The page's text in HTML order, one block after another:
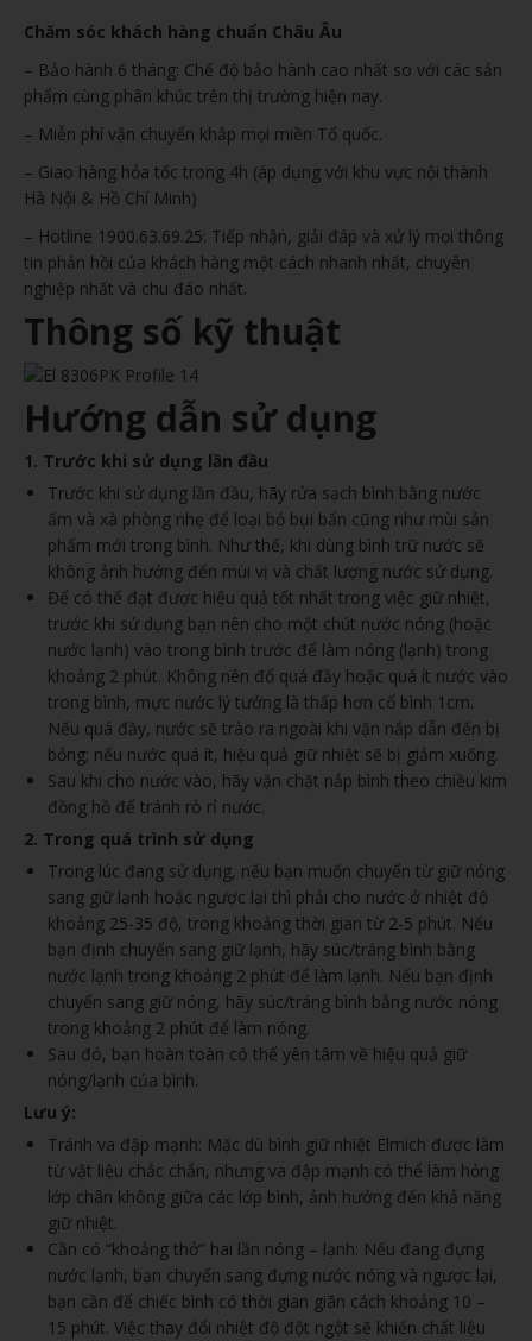
Chăm sóc khách hàng chuẩn Châu Âu
– Bảo hành 6 tháng: Chế độ bảo hành cao nhất so với các sản
phẩm cùng phân khúc trên thị trường hiện nay.
– Miễn phí vận chuyển khắp mọi miền Tổ quốc.
– Giao hàng hỏa tốc trong 4h (áp dụng với khu vực nội thành
Hà Nội & Hồ Chí Minh)
– Hotline 1900.63.69.25: Tiếp nhận, giải đáp và xử lý mọi thông
tin phản hồi của khách hàng một cách nhanh nhất, chuyên
nghiệp nhất và chu đáo nhất.
Thông số kỹ thuật
Hướng dẫn sử dụng
1. Trước khi sử dụng lần đầu
Trước khi sử dụng lần đầu, hãy rửa sạch bình bằng nước
ấm và xà phòng nhẹ để loại bỏ bụi bẩn cũng như mùi sản
phẩm mới trong bình. Như thế, khi dùng bình trữ nước sẽ
không ảnh hưởng đến mùi vị và chất lượng nước sử dụng.
Để có thể đạt được hiệu quả tốt nhất trong việc giữ nhiệt,
trước khi sử dụng bạn nên cho một chút nước nóng (hoặc
nước lạnh) vào trong bình trước để làm nóng (lạnh) trong
khoảng 2 phút. Không nên đổ quá đầy hoặc quá ít nước vào
trong bình, mực nước lý tưởng là thấp hơn cổ bình 1cm.
Nếu quá đầy, nước sẽ trào ra ngoài khi vặn nắp dẫn đến bị
bỏng; nếu nước quá ít, hiệu quả giữ nhiệt sẽ bị giảm xuống.
Sau khi cho nước vào, hãy vặn chặt nắp bình theo chiều kim
đồng hồ để tránh rò rỉ nước.
2. Trong quá trình sử dụng
Trong lúc đang sử dụng, nếu bạn muốn chuyển từ giữ nóng
sang giữ lạnh hoặc ngược lại thì phải cho nước ở nhiệt độ
khoảng 25-35 độ, trong khoảng thời gian từ 2-5 phút. Nếu
bạn định chuyển sang giữ lạnh, hãy súc/tráng bình bằng
nước lạnh trong khoảng 2 phút để làm lạnh. Nếu bạn định
chuyển sang giữ nóng, hãy súc/tráng bình bằng nước nóng
trong khoảng 2 phút để làm nóng.
Sau đó, bạn hoàn toàn có thể yên tâm về hiệu quả giữ
nóng/lạnh của bình.
Lưu ý:
Tránh va đập mạnh: Mặc dù bình giữ nhiệt Elmich được làm
từ vật liệu chắc chắn, nhưng va đập mạnh có thể làm hỏng
lớp chân không giữa các lớp bình, ảnh hưởng đến khả năng
giữ nhiệt.
Cần có “khoảng thở” hai lần nóng – lạnh: Nếu đang đựng
nước lạnh, bạn chuyển sang đựng nước nóng và ngược lại,
bạn cần để chiếc bình có thời gian giãn cách khoảng 10 –
15 phút. Việc thay đổi nhiệt độ đột ngột sẽ khiến chất liệu